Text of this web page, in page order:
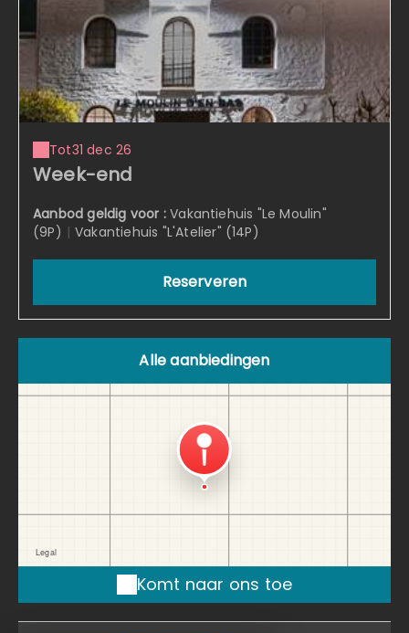
Tot31 dec 26
Week-end
Aanbod geldig voor :Vakantiehuis "Le Moulin"
(9P) | Vakantiehuis "L'Atelier" (14P)
Reserveren
Alle aanbiedingen
Komt naar ons toe